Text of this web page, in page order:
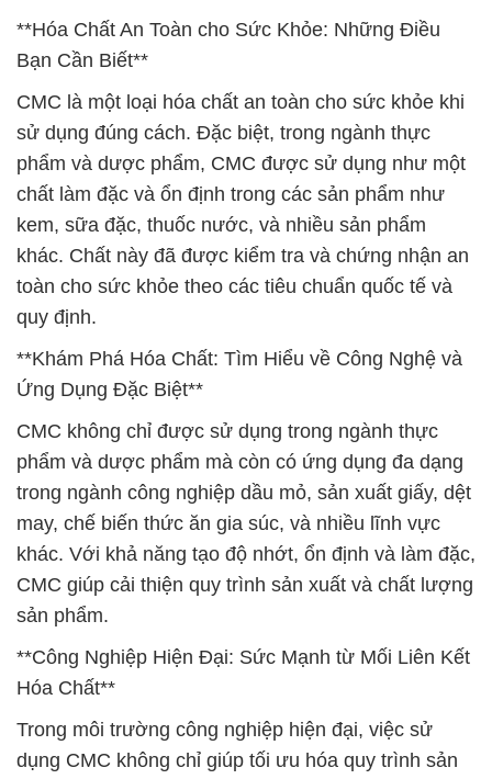
**Hóa Chất An Toàn cho Sức Khỏe: Những Điều
Bạn Cần Biết**
CMC là một loại hóa chất an toàn cho sức khỏe khi
sử dụng đúng cách. Đặc biệt, trong ngành thực
phẩm và dược phẩm, CMC được sử dụng như một
chất làm đặc và ổn định trong các sản phẩm như
kem, sữa đặc, thuốc nước, và nhiều sản phẩm
khác. Chất này đã được kiểm tra và chứng nhận an
toàn cho sức khỏe theo các tiêu chuẩn quốc tế và
quy định.
**Khám Phá Hóa Chất: Tìm Hiểu về Công Nghệ và
Ứng Dụng Đặc Biệt**
CMC không chỉ được sử dụng trong ngành thực
phẩm và dược phẩm mà còn có ứng dụng đa dạng
trong ngành công nghiệp dầu mỏ, sản xuất giấy, dệt
may, chế biến thức ăn gia súc, và nhiều lĩnh vực
khác. Với khả năng tạo độ nhớt, ổn định và làm đặc,
CMC giúp cải thiện quy trình sản xuất và chất lượng
sản phẩm.
**Công Nghiệp Hiện Đại: Sức Mạnh từ Mối Liên Kết
Hóa Chất**
Trong môi trường công nghiệp hiện đại, việc sử
dụng CMC không chỉ giúp tối ưu hóa quy trình sản